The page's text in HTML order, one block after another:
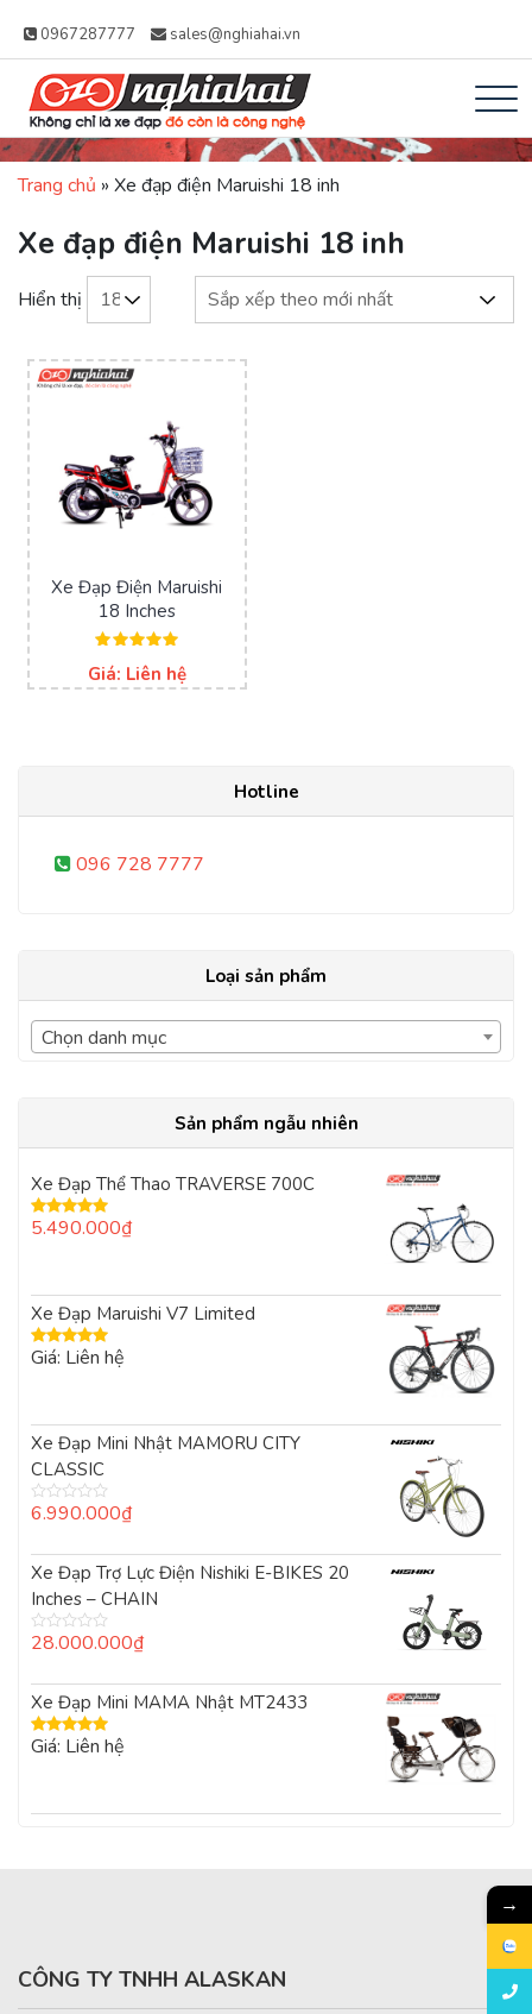
0967287777 sales@nghiahai.vn
Xe đạp Nhật Nghĩa
Hải – Xe Đạp Trợ
Lực Nhật Bản
Không chỉ là xe đạp, đó còn là công
nghệ
Trang chủ » Xe đạp điện Maruishi 18 inh
Xe đạp điện Maruishi 18 inh
Hiển thị
Xe Đạp Điện Maruishi
18 Inches
hạng
5.00
Giá: Liên hệ
Hotline
096 728 7777
Loại sản phẩm
Chọn danh mục
Sản phẩm ngẫu nhiên
Xe Đạp Thể Thao TRAVERSE 700C
Được xếp
5.490.000₫
Xe Đạp Maruishi V7 Limited
Được xếp
Giá: Liên hệ
Xe Đạp Mini Nhật MAMORU CITY
CLASSIC
Được
0
5
sao
6.990.000₫
Xe Đạp Trợ Lực Điện Nishiki E-BIKES 20
Inches – CHAIN
Được
0
5
sao
28.000.000₫
Xe Đạp Mini MAMA Nhật MT2433
Được xếp
Giá: Liên hệ
CÔNG TY TNHH ALASKAN
→